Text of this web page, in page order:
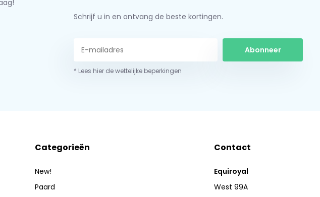
Schrijf u in en ontvang de beste kortingen.
Abonneer
* Lees hier de wettelijke beperkingen
Categorieën
New!
Paard
Contact
Equiroyal
West 99A